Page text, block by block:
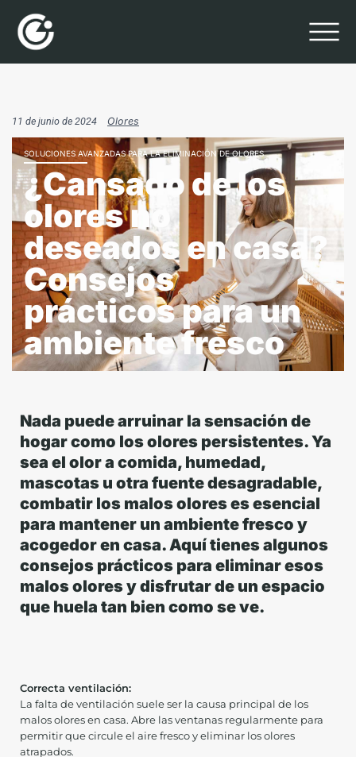
11 de junio de 2024 Olores
SOLUCIONES AVANZADAS PARA LA ELIMINACIÓN DE OLORES
¿Cansado de los
olores no
deseados en casa?
Consejos
prácticos para un
ambiente fresco
Nada puede arruinar la sensación de
hogar como los olores persistentes. Ya
sea el olor a comida, humedad,
mascotas u otra fuente desagradable,
combatir los malos olores es esencial
para mantener un ambiente fresco y
acogedor en casa. Aquí tienes algunos
consejos prácticos para eliminar esos
malos olores y disfrutar de un espacio
que huela tan bien como se ve.
Correcta ventilación:
La falta de ventilación suele ser la causa principal de los
malos olores en casa. Abre las ventanas regularmente para
permitir que circule el aire fresco y eliminar los olores
atrapados.